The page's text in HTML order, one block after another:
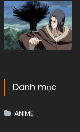
Danh mục
ANIME